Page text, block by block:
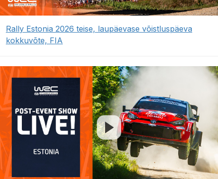
Rally Estonia 2026 teise, laupäevase võistluspäeva
kokkuvõte, FIA